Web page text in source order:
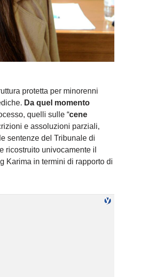
protetta per minorenni
Da quel momento
quelli sulle “cene
e assoluzioni parziali,
sentenze del Tribunale di
ricostruito univocamente il
Karima in termini di rapporto di